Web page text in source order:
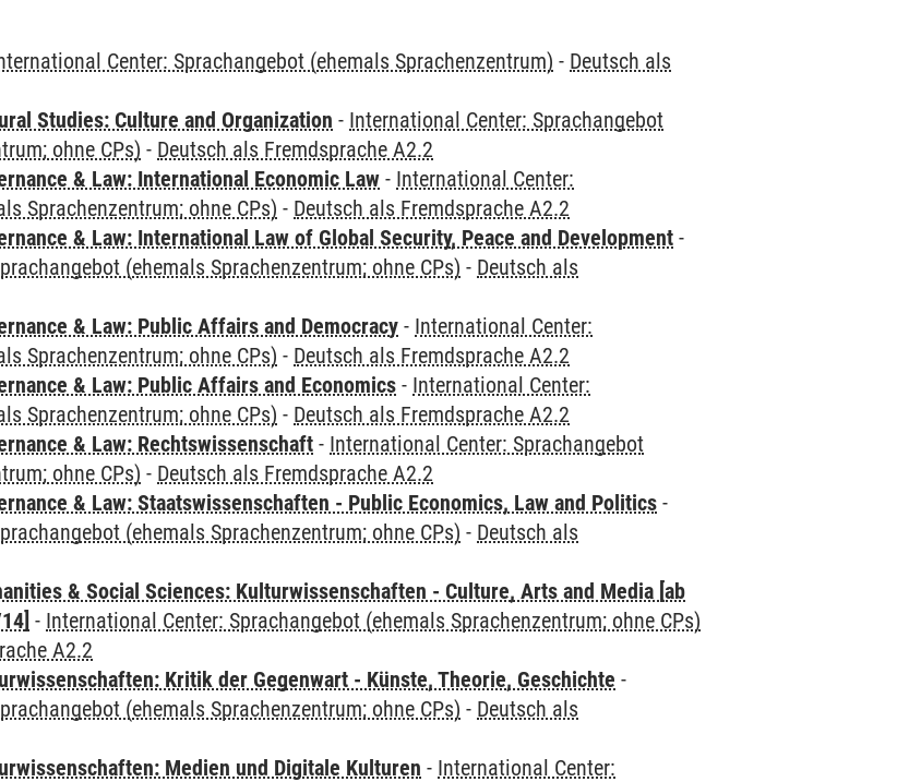
Center: Sprachangebot (ehemals Sprachenzentrum) - Deutsch als
Studies: Culture and Organization - International Center: Sprachangebot
ohne CPs) - Deutsch als Fremdsprache A2.2
& Law: International Economic Law - International Center:
Sprachenzentrum; ohne CPs) - Deutsch als Fremdsprache A2.2
& Law: International Law of Global Security, Peace and Development -
(ehemals Sprachenzentrum; ohne CPs) - Deutsch als
& Law: Public Affairs and Democracy - International Center:
Sprachenzentrum; ohne CPs) - Deutsch als Fremdsprache A2.2
& Law: Public Affairs and Economics - International Center:
Sprachenzentrum; ohne CPs) - Deutsch als Fremdsprache A2.2
& Law: Rechtswissenschaft - International Center: Sprachangebot
ohne CPs) - Deutsch als Fremdsprache A2.2
& Law: Staatswissenschaften - Public Economics, Law and Politics -
(ehemals Sprachenzentrum; ohne CPs) - Deutsch als
& Social Sciences: Kulturwissenschaften - Culture, Arts and Media [ab
- International Center: Sprachangebot (ehemals Sprachenzentrum; ohne CPs)
A2.2
Kritik der Gegenwart - Künste, Theorie, Geschichte -
(ehemals Sprachenzentrum; ohne CPs) - Deutsch als
Medien und Digitale Kulturen - International Center: